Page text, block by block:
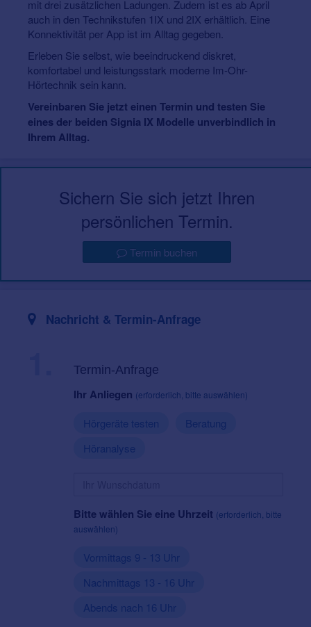
mit drei zusätzlichen Ladungen. Zudem ist es ab April
auch in den Technikstufen 1IX und 2IX erhältlich. Eine
Konnektivität per App ist im Alltag gegeben.
Erleben Sie selbst, wie beeindruckend diskret,
komfortabel und leistungsstark moderne Im-Ohr-
Hörtechnik sein kann.
Vereinbaren Sie jetzt einen Termin und testen Sie
eines der beiden Signia IX Modelle unverbindlich in
Ihrem Alltag.
Sichern Sie sich jetzt Ihren
persönlichen Termin.
Termin buchen
Nachricht & Termin-Anfrage
Termin-Anfrage
Ihr Anliegen (erforderlich, bitte auswählen)
Hörgeräte testen
Beratung
Höranalyse
Bitte wählen Sie eine Uhrzeit (erforderlich, bitte
auswählen)
Vormittags 9 - 13 Uhr
Nachmittags 13 - 16 Uhr
Abends nach 16 Uhr